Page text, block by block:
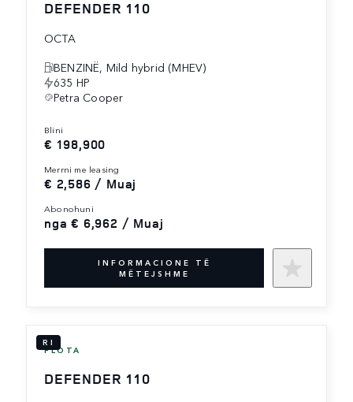
DEFENDER 110
OCTA
BENZINË, Mild hybrid (MHEV)
635 HP
Petra Cooper
blini
€ 198,900
merrni me leasing
€ 2,586 / Muaj
abonohuni
nga € 6,962 / Muaj
INFORMACIONE TË
MËTEJSHME
RI
FLOTA
DEFENDER 110